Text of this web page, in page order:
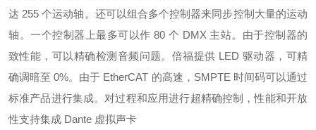
达 255 个运动轴。还可以组合多个控制器来同步控制大量的运动
轴。一个控制器上最多可以作 80 个 DMX 主站。由于控制器的
致性能，可以精确检测音频问题。倍福提供 LED 驱动器，可精
确调暗至 0%。由于 EtherCAT 的高速，SMPTE 时间码可以通过
标准产品进行集成。对过程和应用进行超精确控制，性能和开放
性支持集成 Dante 虚拟声卡